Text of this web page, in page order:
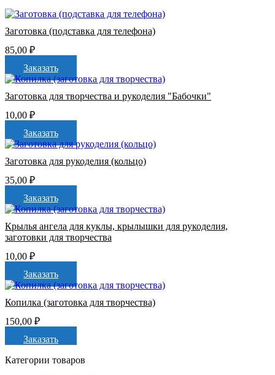
Заготовка (подставка для телефона)
85,00 ₽
Заказать
Заготовка для творчества и рукоделия "Бабочки"
10,00 ₽
Заказать
Заготовка для рукоделия (кольцо)
35,00 ₽
Заказать
Крылья ангела для куклы, крылышки для рукоделия,
заготовки для творчества
10,00 ₽
Заказать
Копилка (заготовка для творчества)
150,00 ₽
Заказать
Категории товаров